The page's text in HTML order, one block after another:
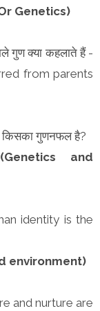
Or Genetics)
गुण क्या कहलाते हैं -
from parents
गुणनफल है?
and
identity is the
environment)
and nurture are